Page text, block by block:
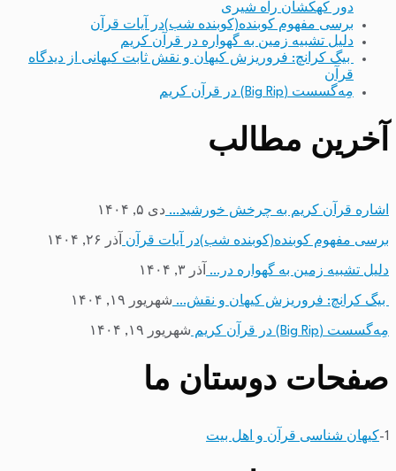
دور کهکشان راه شیری
برسی مفهوم کوبنده(کوبنده شب)در آیات قرآن
دلیل تشبیه زمین به گهواره در قرآن کریم
بیگ کرانچ: فروریزش کیهان و نقش ثابت کیهانی از دیدگاه
قرآن
مِه‌گسست (Big Rip) در قرآن کریم
آخرین مطالب
اشاره قرآن کریم به چرخش خورشید… دی ۵, ۱۴۰۴
برسی مفهوم کوبنده(کوبنده شب)در آیات قرآن آذر ۲۶, ۱۴۰۴
دلیل تشبیه زمین به گهواره در… آذر ۳, ۱۴۰۴
بیگ کرانچ: فروریزش کیهان و نقش… شهریور ۱۹, ۱۴۰۴
مِه‌گسست (Big Rip) در قرآن کریم شهریور ۱۹, ۱۴۰۴
صفحات دوستان ما
1- کیهان شناسی قرآن و اهل بیت